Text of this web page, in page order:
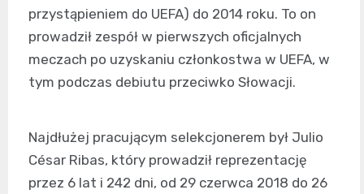
przystąpieniem do UEFA) do 2014 roku. To on
prowadził zespół w pierwszych oficjalnych
meczach po uzyskaniu członkostwa w UEFA, w
tym podczas debiutu przeciwko Słowacji.
Najdłużej pracującym selekcjonerem był Julio
César Ribas, który prowadził reprezentację
przez 6 lat i 242 dni, od 29 czerwca 2018 do 26